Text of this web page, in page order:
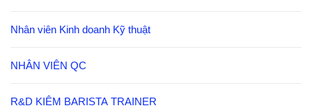
Nhân viên Kinh doanh Kỹ thuật
NHÂN VIÊN QC
R&D KIÊM BARISTA TRAINER